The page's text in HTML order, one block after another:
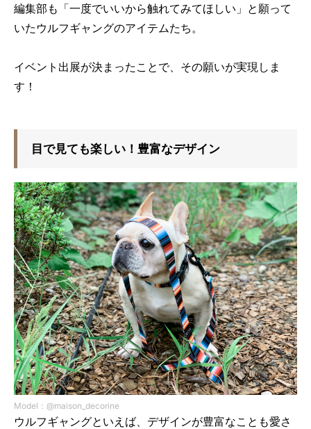
編集部も「一度でいいから触れてみてほしい」と願って
いたウルフギャングのアイテムたち。
イベント出展が決まったことで、その願いが実現しま
す！
目で見ても楽しい！豊富なデザイン
Model：@maison_decorine
ウルフギャングといえば、デザインが豊富なことも愛さ